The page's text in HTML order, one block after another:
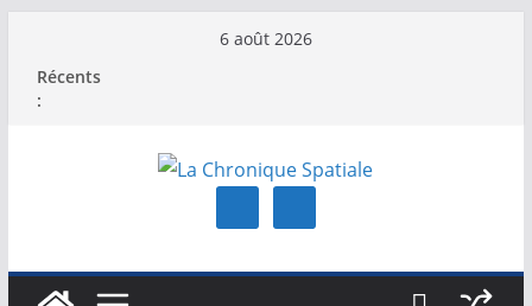
contenu
6 août 2026
Récents
: